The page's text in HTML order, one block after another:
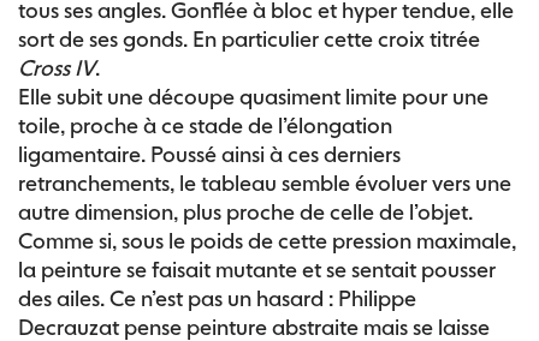
tous ses angles. Gonflée à bloc et hyper tendue, elle
sort de ses gonds. En particulier cette croix titrée
Cross IV.
Elle subit une découpe quasiment limite pour une
toile, proche à ce stade de l’élongation
ligamentaire. Poussé ainsi à ces derniers
retranchements, le tableau semble évoluer vers une
autre dimension, plus proche de celle de l’objet.
Comme si, sous le poids de cette pression maximale,
la peinture se faisait mutante et se sentait pousser
des ailes. Ce n’est pas un hasard : Philippe
Decrauzat pense peinture abstraite mais se laisse